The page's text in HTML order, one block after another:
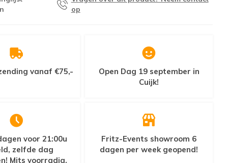
op
vanaf €75,-
Open Dag 19 september in
Cuijk!
voor 21:00u
zelfde dag
Mits voorradig.
Fritz-Events showroom 6
dagen per week geopend!